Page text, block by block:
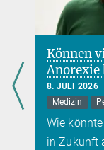
Können
Anorexie
8. JULI 2026
Medizin
Wie
in Zukunft